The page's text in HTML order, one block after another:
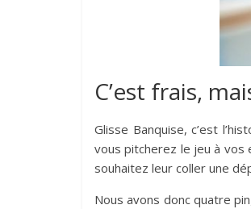
C’est frais,
Glisse Banquise, c’est
vous pitcherez le jeu à vos
souhaitez leur coller une
Nous avons donc quatre